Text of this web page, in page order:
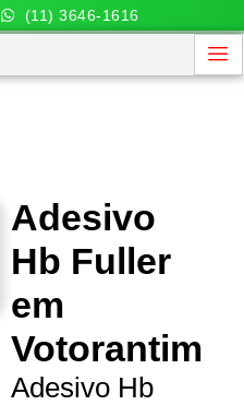
(11) 3646-1616
Adesivo
Hb Fuller
em
Votorantim
Adesivo Hb